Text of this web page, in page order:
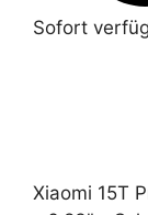
Sofort
Xiaomi 15T